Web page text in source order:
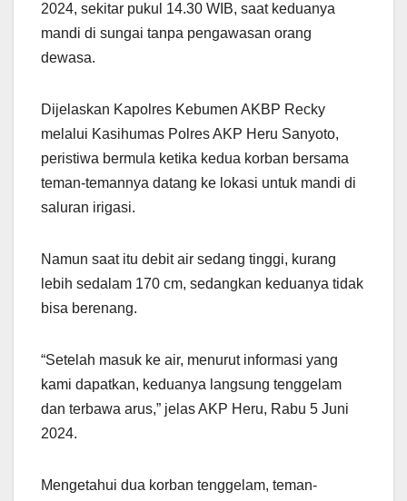
2024, sekitar pukul 14.30 WIB, saat keduanya
mandi di sungai tanpa pengawasan orang
dewasa.
Dijelaskan Kapolres Kebumen AKBP Recky
melalui Kasihumas Polres AKP Heru Sanyoto,
peristiwa bermula ketika kedua korban bersama
teman-temannya datang ke lokasi untuk mandi di
saluran irigasi.
Namun saat itu debit air sedang tinggi, kurang
lebih sedalam 170 cm, sedangkan keduanya tidak
bisa berenang.
“Setelah masuk ke air, menurut informasi yang
kami dapatkan, keduanya langsung tenggelam
dan terbawa arus,” jelas AKP Heru, Rabu 5 Juni
2024.
Mengetahui dua korban tenggelam, teman-